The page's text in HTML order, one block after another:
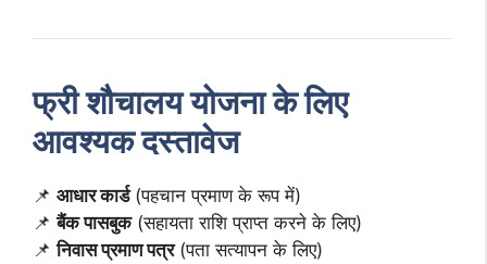
फ्री शौचालय योजना के लिए
आवश्यक दस्तावेज
📌 आधार कार्ड(पहचान प्रमाण के रूप में)
📌बैंक पासबुक(सहायता राशि प्राप्त करने के लिए)
📌निवास प्रमाण पत्र(पता सत्यापन के लिए)